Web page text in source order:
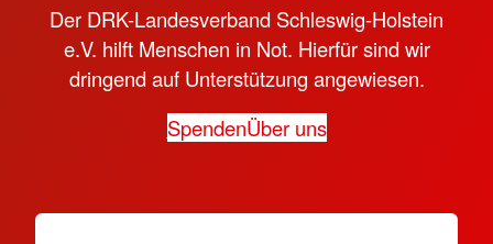
Der DRK-Landesverband Schleswig-Holstein
e.V. hilft Menschen in Not. Hierfür sind wir
dringend auf Unterstützung angewiesen.
SpendenÜber uns